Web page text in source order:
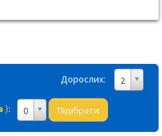
Дорослих: 2
): 0 Підібрати